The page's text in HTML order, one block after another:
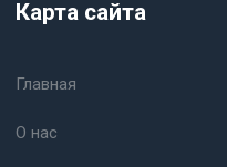
Карта сайта
Главная
О нас